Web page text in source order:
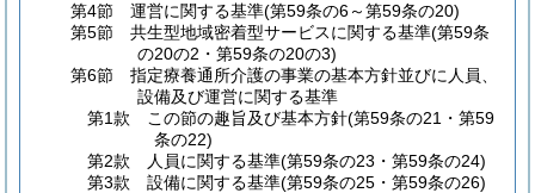
第4節
運営に関する基準(第59条の6～第59条の20)
第5節
共生型地域密着型サービスに関する基準(第59条
の20の2・第59条の20の3)
第6節
指定療養通所介護の事業の基本方針並びに人員、
設備及び運営に関する基準
第1款
この節の趣旨及び基本方針(第59条の21・第59
条の22)
第2款
人員に関する基準(第59条の23・第59条の24)
第3款
設備に関する基準(第59条の25・第59条の26)